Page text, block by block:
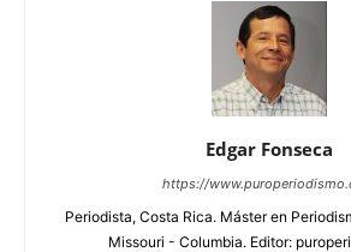
Edgar Fonseca
https://
Periodista, Costa Rica. Máster en
Missouri - Columbia. Editor: